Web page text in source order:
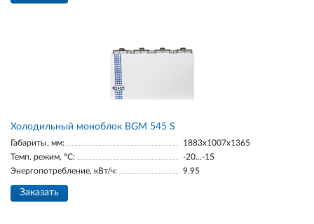
Холодильный моноблок BGМ 545 S
Габариты, мм:
1883х1007х1365
Темп. режим, °С:
-20...-15
Энергопотребление, кВт/ч:
9.95
Заказать